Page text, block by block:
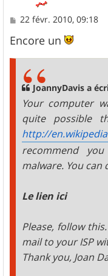
M
s
s
a
22 févr. 2010, 09:18
Encore un
JoannyDavis a
Your computer
quite
http://
recommend
malware. You
Le lien ici
Please, follow
mail to your ISP
Thank you, Joan